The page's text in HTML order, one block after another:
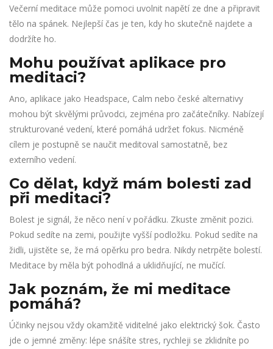
Večerní meditace může pomoci uvolnit napětí ze dne a připravit
tělo na spánek. Nejlepší čas je ten, kdy ho skutečně najdete a
dodržíte ho.
Mohu používat aplikace pro
meditaci?
Ano, aplikace jako Headspace, Calm nebo české alternativy
mohou být skvělými průvodci, zejména pro začátečníky. Nabízejí
strukturované vedení, které pomáhá udržet fokus. Nicméně
cílem je postupně se naučit meditoval samostatně, bez
externího vedení.
Co dělat, když mám bolesti zad
při meditaci?
Bolest je signál, že něco není v pořádku. Zkuste změnit pozici.
Pokud sedíte na zemi, použijte vyšší podložku. Pokud sedíte na
židli, ujistěte se, že má opěrku pro bedra. Nikdy netrpěte bolestí.
Meditace by měla být pohodlná a uklidňující, ne mučící.
Jak poznám, že mi meditace
pomáhá?
Účinky nejsou vždy okamžitě viditelné jako elektrický šok. Často
jde o jemné změny: lépe snášíte stres, rychleji se zklidníte po